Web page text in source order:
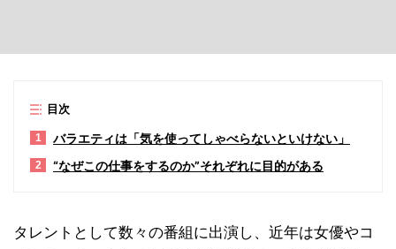
目次
1 バラエティは「気を使ってしゃべらないといけない」
2 “なぜこの仕事をするのか”それぞれに目的がある
タレントとして数々の番組に出演し、近年は女優やコ